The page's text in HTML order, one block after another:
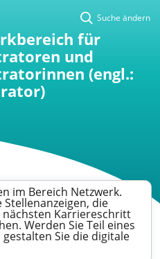
Suche ändern
für
und
(engl.:
im Bereich Netzwerk.
die
Karriereschritt
Werden Sie Teil eines
Sie die digitale